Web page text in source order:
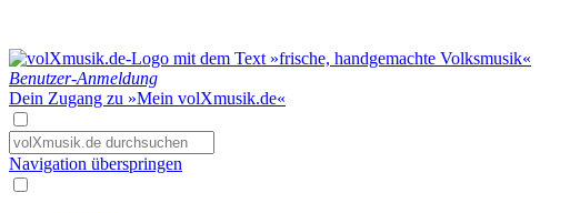
Benutzer-Anmeldung
Dein Zugang zu »Mein volXmusik.de«
Navigation überspringen